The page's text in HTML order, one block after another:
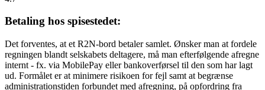
Betaling hos spisestedet:
Det forventes, at et R2N-bord betaler samlet. Ønsker man at fordele
regningen blandt selskabets deltagere, må man efterfølgende afregne
internt - fx. via MobilePay eller bankoverførsel til den som har lagt
ud. Formålet er at minimere risikoen for fejl samt at begrænse
administrationstiden forbundet med afregning, på opfordring fra